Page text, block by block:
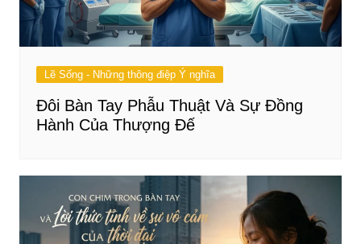
Lẽ Sống - Những thông điệp Ý nghĩa
Đôi Bàn Tay Phẫu Thuật Và Sự Đồng
Hành Của Thượng Đế